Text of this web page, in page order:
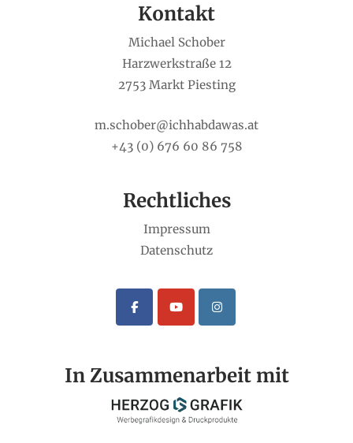
Kontakt
Michael Schober
Harzwerkstraße 12
2753 Markt Piesting
m.schober@ichhabdawas.at
+43 (0) 676 60 86 758
Rechtliches
Impressum
Datenschutz
In Zusammenarbeit mit